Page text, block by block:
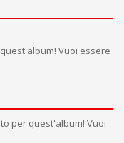
Vuoi essere
per quest'album! Vuoi